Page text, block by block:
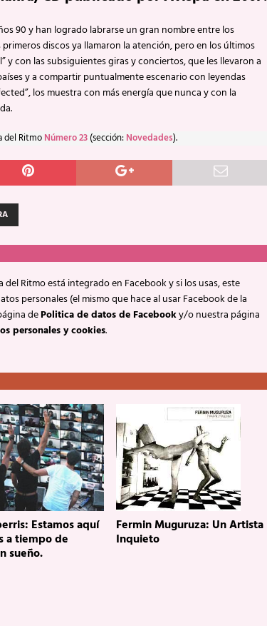
90 y han logrado labrarse un gran nombre entre los
discos ya llamaron la atención, pero en los últimos
y con las subsiguientes giras y conciertos, que les llevaron a
y a compartir puntualmente escenario con leyendas
los muestra con más energía que nunca y con la
del Ritmo Número 23 (sección: Novedades).
Ritmo está integrado en Facebook y si los usas, este
personales (el mismo que hace al usar Facebook de la
dePolitica de datos de Facebooky/o nuestra página
personales y cookies.
Estamos aquí
a tiempo de
sueño.
Fermin Muguruza: Un Artista
Inquieto